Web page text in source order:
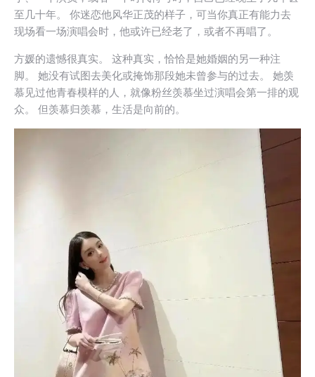
至几十年。 你迷恋他风华正茂的样子，可当你真正有能力去
现场看一场演唱会时，他或许已经老了，或者不再唱了。
方媛的遗憾很真实。 这种真实，恰恰是她婚姻的另一种注
脚。 她没有试图去美化或掩饰那段她未曾参与的过去。 她羡
慕见过他青春模样的人，就像粉丝羡慕坐过演唱会第一排的观
众。 但羡慕归羡慕，生活是向前的。